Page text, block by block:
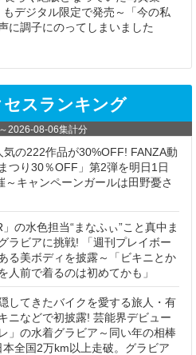
もデジタル限定で発売～「今の私
に調子にのってしまいました
セスランキング
～ 2026-08-06集計分
気の222作品が30%OFF! FANZA動
つり30％OFF」第2弾を明日1日
～キャンペーンガールは田野憂さ
」の水色担当“まなふぃ”こと真中ま
ラビアに挑戦! 「週刊プレイボー
る美ボディを披露～「ビキニとか
人前で着るのは初めてかも」
してきたバイクを愛する旅人・有
ニなどで初披露! 芸能界デビュー
」の水着グラビア～同い年の相棒
本全国2万km以上走破。グラビア